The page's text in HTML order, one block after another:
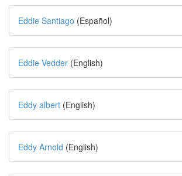
Eddie Santiago (Español)
Eddie Vedder (English)
Eddy albert (English)
Eddy Arnold (English)